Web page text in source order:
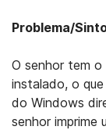
Problema/
O senhor tem o
instalado, o
do Windows
senhor imprime